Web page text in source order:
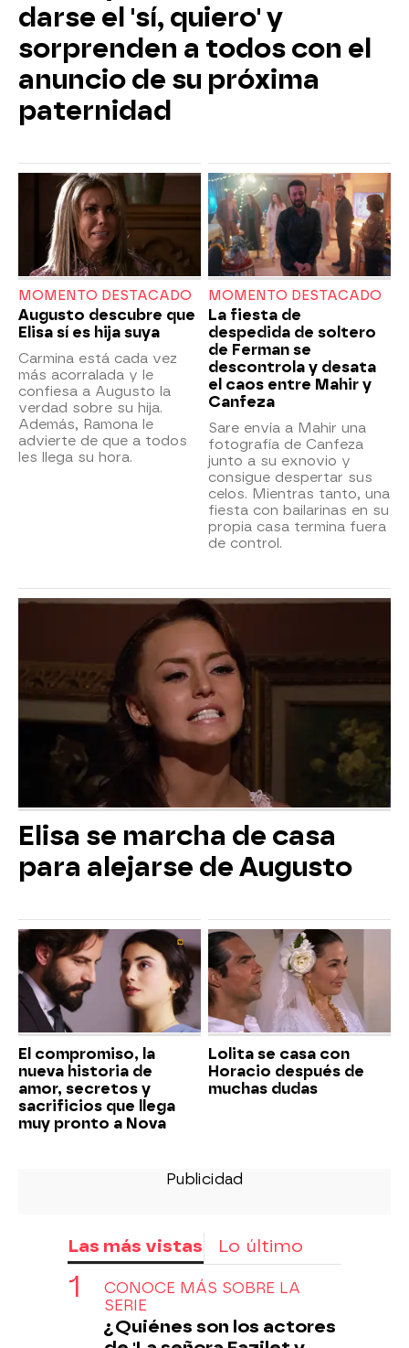
darse el 'sí, quiero' y
sorprenden a todos con el
anuncio de su próxima
paternidad
MOMENTO DESTACADO
Augusto descubre que
Elisa sí es hija suya
Carmina está cada vez
más acorralada y le
confiesa a Augusto la
verdad sobre su hija.
Además, Ramona le
advierte de que a todos
les llega su hora.
MOMENTO DESTACADO
La fiesta de
despedida de soltero
de Ferman se
descontrola y desata
el caos entre Mahir y
Canfeza
Sare envía a Mahir una
fotografía de Canfeza
junto a su exnovio y
consigue despertar sus
celos. Mientras tanto, una
fiesta con bailarinas en su
propia casa termina fuera
de control.
Elisa se marcha de casa
para alejarse de Augusto
El compromiso, la
nueva historia de
amor, secretos y
sacrificios que llega
muy pronto a Nova
Lolita se casa con
Horacio después de
muchas dudas
Las más vistas Lo último
CONOCE MÁS SOBRE LA
SERIE
¿Quiénes son los actores